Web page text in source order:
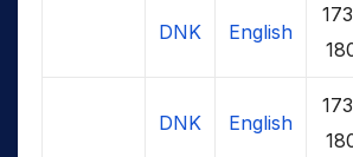
DNK English
DNK English